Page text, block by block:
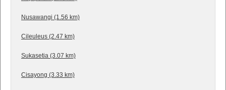
Nusawangi (1.56 km)
Cileuleus (2.47 km)
Sukasetia (3.07 km)
Cisayong (3.33 km)